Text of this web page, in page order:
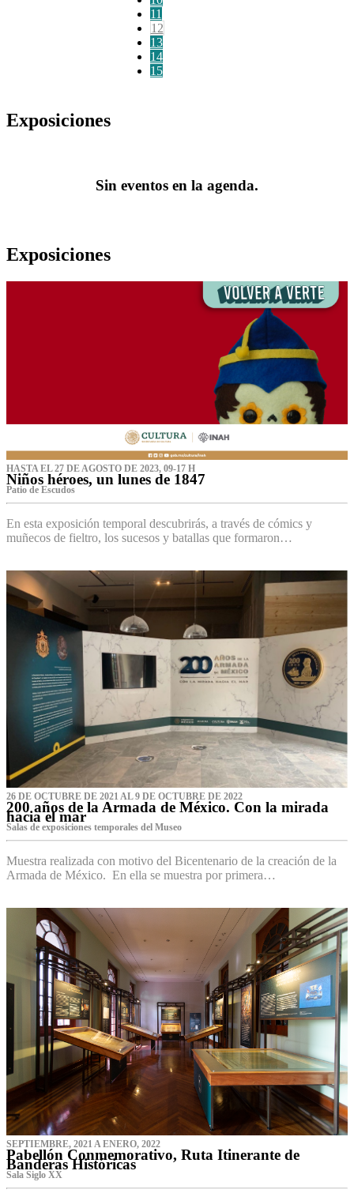
11
12
13
14
15
Exposiciones
Sin eventos en la agenda.
Exposiciones
HASTA EL 27 DE AGOSTO DE 2023, 09-17 H
Niños héroes, un lunes de 1847
Patio de Escudos
En esta exposición temporal descubrirás, a través de cómics y
muñecos de fieltro, los sucesos y batallas que formaron…
26 DE OCTUBRE DE 2021 AL 9 DE OCTUBRE DE 2022
200 años de la Armada de México. Con la mirada
hacia el mar
Salas de exposiciones temporales del Museo‌
Muestra realizada con motivo del Bicentenario de la creación de la
Armada de México. En ella se muestra por primera…
SEPTIEMBRE, 2021 A ENERO, 2022
Pabellón Conmemorativo, Ruta Itinerante de
Banderas Históricas
Sala Siglo XX